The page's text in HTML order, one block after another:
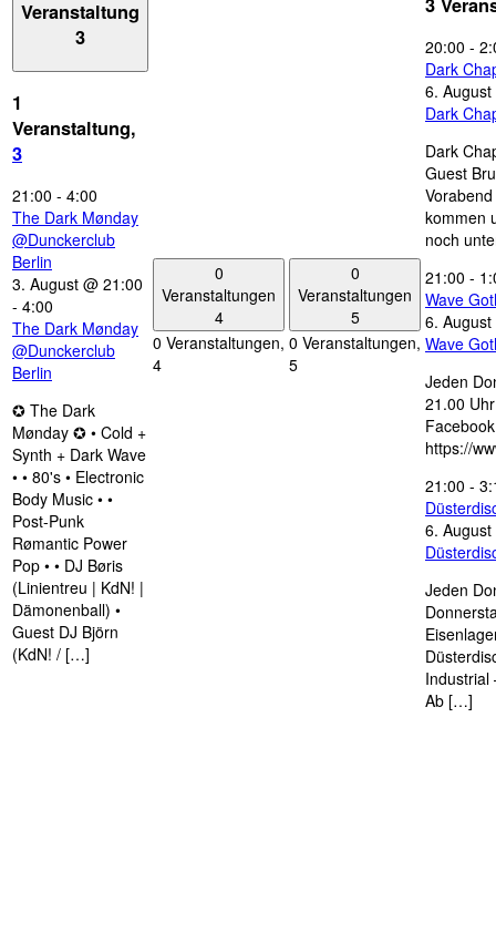
Veranstaltung
3
1
Veranstaltung,
3
21:00 - 4:00
The Dark Mønday
@Dunckerclub
Berlin
3. August @ 21:00
- 4:00
The Dark Mønday
@Dunckerclub
Berlin
✪ The Dark
Mønday ✪ • Cold +
Synth + Dark Wave
• • 80's • Electronic
Body Music • •
Post-Punk
Rømantic Power
Pop • • DJ Børis
(Linientreu | KdN! |
Dämonenball) •
Guest DJ Björn
(KdN! / […]
0
Veranstaltungen
4
0 Veranstaltungen,
4
0
Veranstaltungen
5
0 Veranstaltungen,
5
20:00 -
Dark
6.
Dark
Dark
Guest
kommen
noch
21:00 -
Wave
6.
Wave
Jeden
21.00
https://
21:00 -
6.
Jeden
Industrial
Ab […]